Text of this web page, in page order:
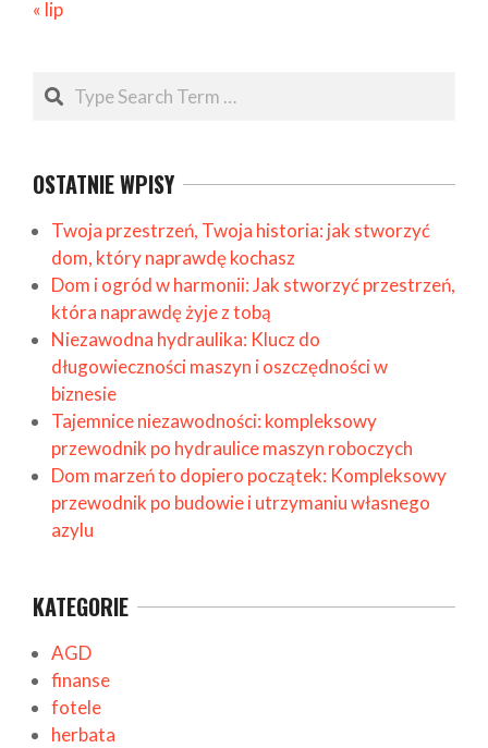
« lip
Search
OSTATNIE WPISY
Twoja przestrzeń, Twoja historia: jak stworzyć
dom, który naprawdę kochasz
Dom i ogród w harmonii: Jak stworzyć przestrzeń,
która naprawdę żyje z tobą
Niezawodna hydraulika: Klucz do
długowieczności maszyn i oszczędności w
biznesie
Tajemnice niezawodności: kompleksowy
przewodnik po hydraulice maszyn roboczych
Dom marzeń to dopiero początek: Kompleksowy
przewodnik po budowie i utrzymaniu własnego
azylu
KATEGORIE
AGD
finanse
fotele
herbata